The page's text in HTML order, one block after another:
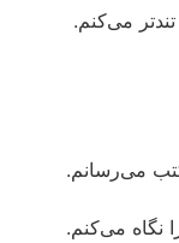
می‌کنم.
می‌رسانم.
نگاه می‌کنم.